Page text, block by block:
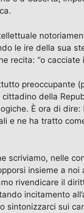
le ire della sua
recita: “o
preoccupante
della
È ora di dire:
ne ha tratto
scriviamo, nelle
insieme a noi
rivendicare il
incitamento
sintonizzarci sui